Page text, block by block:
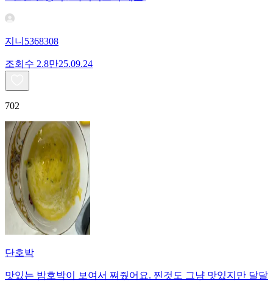
지니5368308
조회수 2.8만25.09.24
702
단호박
맛있는 밤호박이 보여서 쪄줬어요. 찐것도 그냥 맛있지만 달달